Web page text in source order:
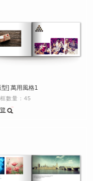
] 萬用風格1
數量：45